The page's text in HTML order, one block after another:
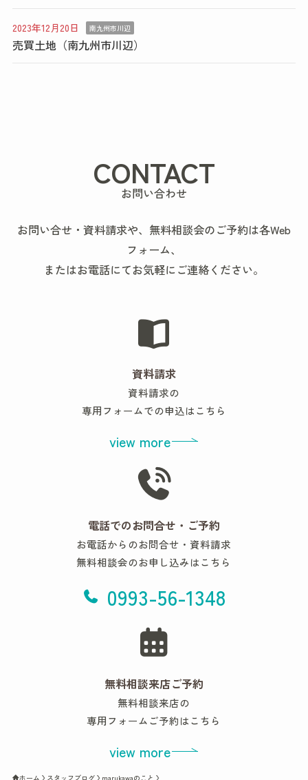
2023年12月20日 南九州市川辺
売買土地（南九州市川辺）
CONTACT
お問い合わせ
お問い合せ・資料請求や、無料相談会のご予約は各Web
フォーム、
またはお電話にてお気軽にご連絡ください。
資料請求
資料請求の
専用フォームでの申込はこちら
view more
電話でのお問合せ・ご予約
お電話からのお問合せ・資料請求
無料相談会のお申し込みはこちら
0993-56-1348
無料相談来店ご予約
無料相談来店の
専用フォームご予約はこちら
view more
ホーム スタッフブログ marukawaのこと